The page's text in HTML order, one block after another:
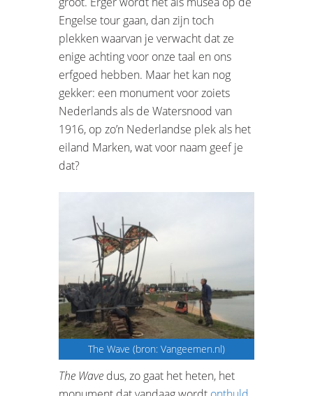
Engelse tour gaan, dan zijn toch
plekken waarvan je verwacht dat ze
enige achting voor onze taal en ons
erfgoed hebben. Maar het kan nog
gekker: een monument voor zoiets
Nederlands als de Watersnood van
1916, op zo’n Nederlandse plek als het
eiland Marken, wat voor naam geef je
dat?
The Wave (bron: Vangeemen.nl)
The Wave dus, zo gaat het heten, het